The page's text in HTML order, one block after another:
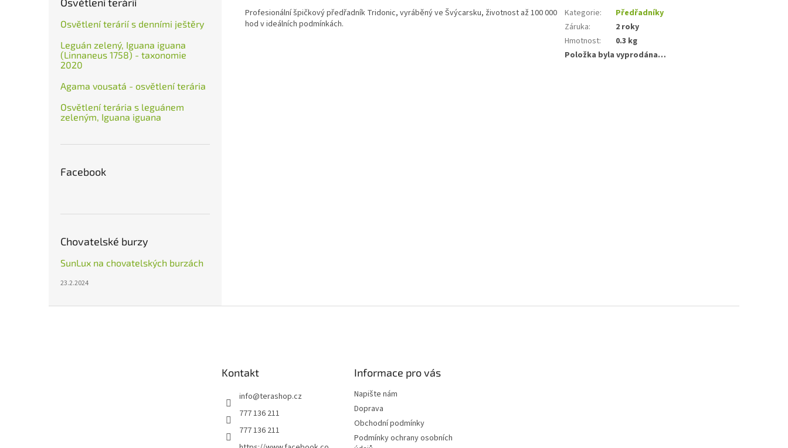
Osvětlení terárií s denními ještěry
Leguán zelený, Iguana iguana
(Linnaneus 1758) - taxonomie
2020
Agama vousatá - osvětlení terária
Osvětlení terária s leguánem
zeleným, Iguana iguana
Facebook
Chovatelské burzy
SunLux na chovatelských burzách
23.2.2024
Profesionální špičkový předřadník Tridonic, vyráběný ve Švýcarsku, životnost až 100 000
hod v ideálních podmínkách.
Kategorie:
Předřadníky
Záruka:
2 roky
Hmotnost:
0.3 kg
Položka byla vyprodána…
Kontakt
info@terashop.cz
777 136 211
777 136 211
Informace pro vás
Napište nám
Doprava
Obchodní podmínky
Podmínky ochrany osobních